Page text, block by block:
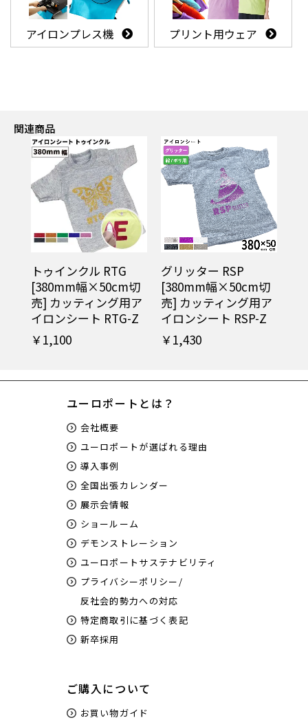
アイロンプレス機 プリント用ウェア
関連商品
トゥインクル RTG
[380mm幅×50cm切
売] カッティング用ア
イロンシート RTG-Z
￥1,100
グリッター RSP
[380mm幅×50cm切
売] カッティング用ア
イロンシート RSP-Z
￥1,430
ユーロポートとは？
会社概要
ユーロポートが選ばれる理由
導入事例
全国出張カレンダー
展示会情報
ショールーム
デモンストレーション
ユーロポートサステナビリティ
プライバシーポリシー/
反社会的勢力への対応
特定商取引に基づく表記
新卒採用
ご購入について
お買い物ガイド